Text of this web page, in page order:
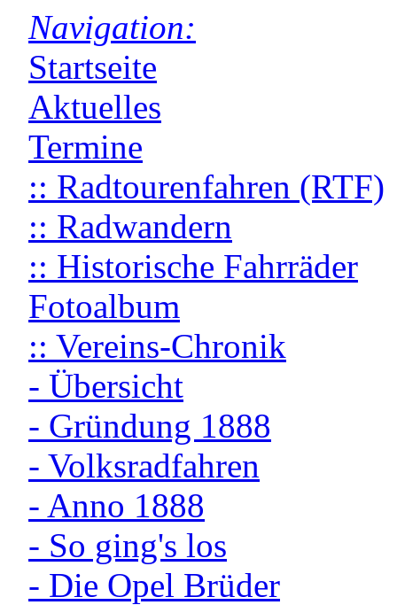
Navigation:
Startseite
Aktuelles
Termine
:: Radtourenfahren (RTF)
:: Radwandern
:: Historische Fahrräder
Fotoalbum
:: Vereins-Chronik
- Übersicht
- Gründung 1888
- Volksradfahren
- Anno 1888
- So ging's los
- Die Opel Brüder